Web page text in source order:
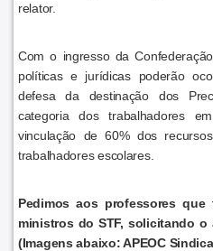
relator.
Com o ingresso da
políticas e jurídicas poderão
defesa da destinação dos
categoria dos trabalhadores
vinculação de 60% dos
trabalhadores escolares.
Pedimos aos professores que
ministros do STF, solicitando o
(Imagens abaixo: APEOC